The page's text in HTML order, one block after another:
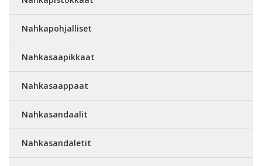
Nahkapohjalliset
Nahkasaapikkaat
Nahkasaappaat
Nahkasandaalit
Nahkasandaletit